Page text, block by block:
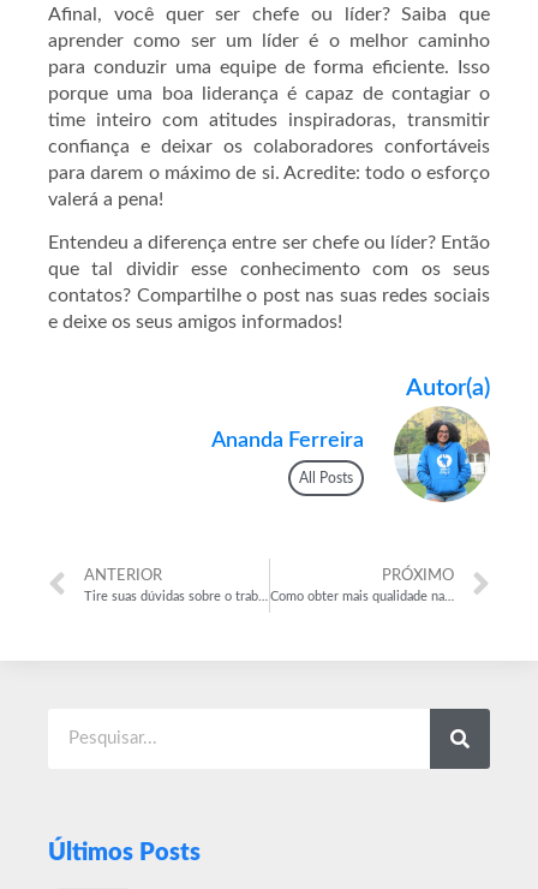
Afinal, você quer ser chefe ou líder? Saiba que
aprender como ser um líder é o melhor caminho
para conduzir uma equipe de forma eficiente. Isso
porque uma boa liderança é capaz de contagiar o
time inteiro com atitudes inspiradoras, transmitir
confiança e deixar os colaboradores confortáveis
para darem o máximo de si. Acredite: todo o esforço
valerá a pena!
Entendeu a diferença entre ser chefe ou líder? Então
que tal dividir esse conhecimento com os seus
contatos? Compartilhe o post nas suas redes sociais
e deixe os seus amigos informados!
Autor(a)
Ananda Ferreira
All Posts
ANTERIOR
Tire suas dúvidas sobre o trabalho temporário aqui
PRÓXIMO
Como obter mais qualidade na seleção ocandidatos?
Últimos Posts